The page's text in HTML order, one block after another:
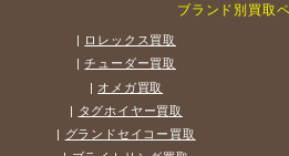
ブランド別買取
| ロレックス買取
|チューダー買取
| オメガ買取
| タグホイヤー買取
| グランドセイコー買取